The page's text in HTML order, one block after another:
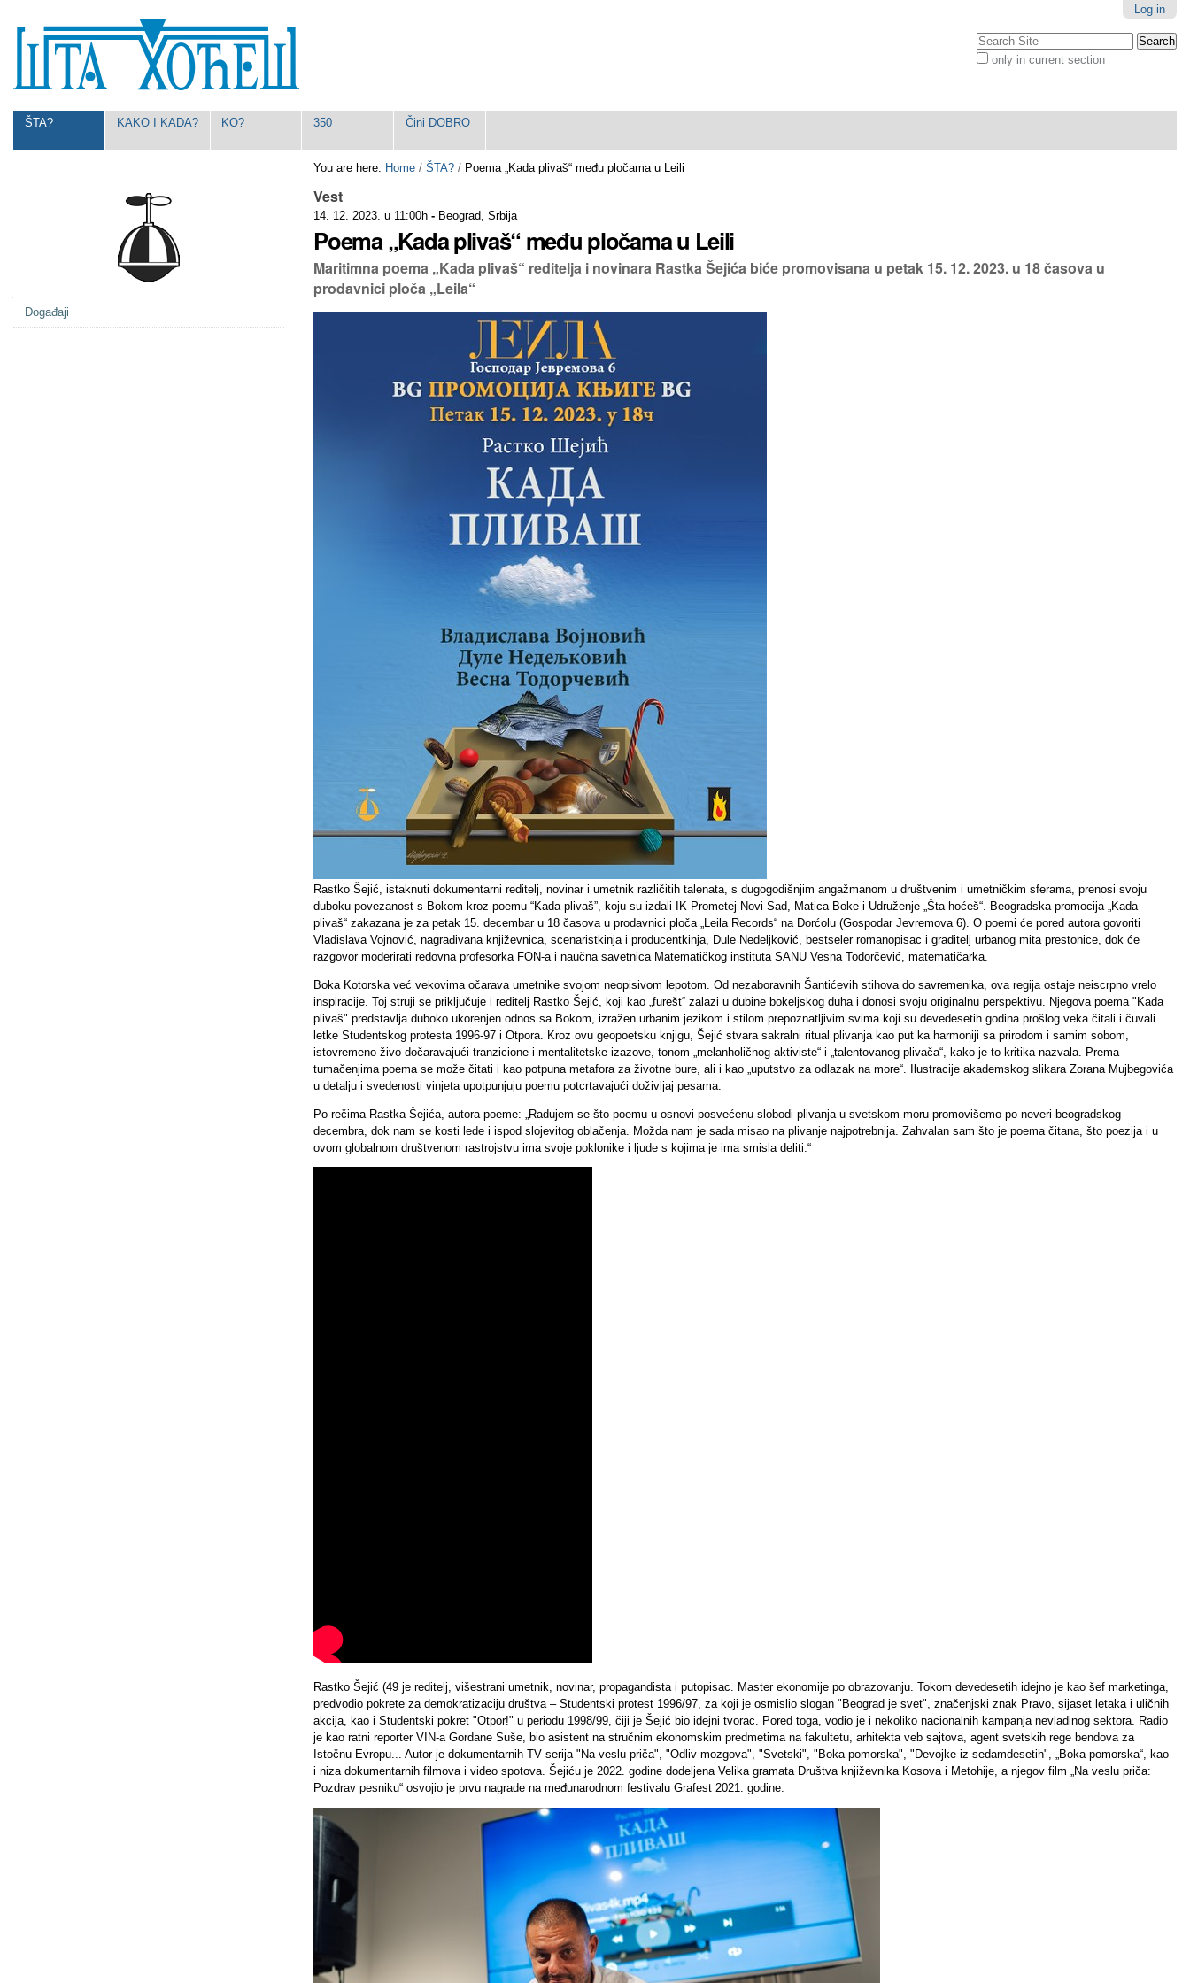
content.
to
Log in
Search Site
only in current section
Navigation
ŠTA? KAKO I KADA? KO? 350 Čini DOBRO
You are here: Home /ŠTA? / Poema „Kada plivaš“ među pločama u Leili
Vest
14. 12. 2023. u 11:00h - Beograd, Srbija
Poema „Kada plivaš“ među pločama u Leili
Maritimna poema „Kada plivaš“ reditelja i novinara Rastka Šejića biće promovisana u petak 15. 12. 2023. u 18 časova u
prodavnici ploča „Leila“
Rastko Šejić, istaknuti dokumentarni reditelj, novinar i umetnik različitih talenata, s dugogodišnjim angažmanom u društvenim i umetničkim sferama, prenosi svoju
duboku povezanost s Bokom kroz poemu “Kada plivaš”, koju su izdali IK Prometej Novi Sad, Matica Boke i Udruženje „Šta hoćeš“. Beogradska promocija „Kada
plivaš“ zakazana je za petak 15. decembar u 18 časova u prodavnici ploča „Leila Records“ na Dorćolu (Gospodar Jevremova 6). O poemi će pored autora govoriti
Vladislava Vojnović, nagrađivana književnica, scenaristkinja i producentkinja, Dule Nedeljković, bestseler romanopisac i graditelj urbanog mita prestonice, dok će
razgovor moderirati redovna profesorka FON-a i naučna savetnica Matematičkog instituta SANU Vesna Todorčević, matematičarka.
Boka Kotorska već vekovima očarava umetnike svojom neopisivom lepotom. Od nezaboravnih Šantićevih stihova do savremenika, ova regija ostaje neiscrpno vrelo
inspiracije. Toj struji se priključuje i reditelj Rastko Šejić, koji kao „furešt“ zalazi u dubine bokeljskog duha i donosi svoju originalnu perspektivu. Njegova poema "Kada
plivaš" predstavlja duboko ukorenjen odnos sa Bokom, izražen urbanim jezikom i stilom prepoznatljivim svima koji su devedesetih godina prošlog veka čitali i čuvali
letke Studentskog protesta 1996-97 i Otpora. Kroz ovu geopoetsku knjigu, Šejić stvara sakralni ritual plivanja kao put ka harmoniji sa prirodom i samim sobom,
istovremeno živo dočaravajući tranzicione i mentalitetske izazove, tonom „melanholičnog aktiviste“ i „talentovanog plivača“, kako je to kritika nazvala. Prema
tumačenjima poema se može čitati i kao potpuna metafora za životne bure, ali i kao „uputstvo za odlazak na more“. Ilustracije akademskog slikara Zorana Mujbegovića
u detalju i svedenosti vinjeta upotpunjuju poemu potcrtavajući doživljaj pesama.
Po rečima Rastka Šejića, autora poeme: „Radujem se što poemu u osnovi posvećenu slobodi plivanja u svetskom moru promovišemo po neveri beogradskog
decembra, dok nam se kosti lede i ispod slojevitog oblačenja. Možda nam je sada misao na plivanje najpotrebnija. Zahvalan sam što je poema čitana, što poezija i u
ovom globalnom društvenom rastrojstvu ima svoje poklonike i ljude s kojima je ima smisla deliti.“
Rastko Šejić (49 je reditelj, višestrani umetnik, novinar, propagandista i putopisac. Master ekonomije po obrazovanju. Tokom devedesetih idejno je kao šef marketinga,
predvodio pokrete za demokratizaciju društva – Studentski protest 1996/97, za koji je osmislio slogan "Beograd je svet", značenjski znak Pravo, sijaset letaka i uličnih
akcija, kao i Studentski pokret "Otpor!" u periodu 1998/99, čiji je Šejić bio idejni tvorac. Pored toga, vodio je i nekoliko nacionalnih kampanja nevladinog sektora. Radio
je kao ratni reporter VIN-a Gordane Suše, bio asistent na stručnim ekonomskim predmetima na fakultetu, arhitekta veb sajtova, agent svetskih rege bendova za
Istočnu Evropu... Autor je dokumentarnih TV serija "Na veslu priča", "Odliv mozgova", "Svetski", "Boka pomorska", "Devojke iz sedamdesetih", „Boka pomorska“, kao
i niza dokumentarnih filmova i video spotova. Šejiću je 2022. godine dodeljena Velika gramata Društva književnika Kosova i Metohije, a njegov film „Na veslu priča:
Pozdrav pesniku“ osvojio je prvu nagrade na međunarodnom festivalu Grafest 2021. godine.
Događaji